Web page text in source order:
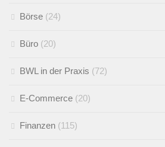
Börse (24)
Büro (20)
BWL in der Praxis (72)
E-Commerce (20)
Finanzen (115)